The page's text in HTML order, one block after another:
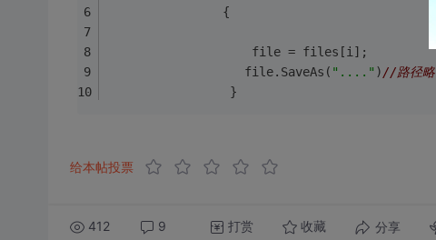
                {
                    file = files[i];
                   file.SaveAs(
"...." )//路径略
                 }
给本帖投票
412 9 打赏 收藏 分享